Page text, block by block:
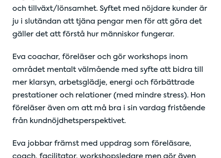
och tillväxt/lönsamhet. Syftet med nöjdare kunder är
ju i slutändan att tjäna pengar men för att göra det
gäller det att förstå hur människor fungerar.
Eva coachar, föreläser och gör workshops inom
området mentalt välmående med syfte att bidra till
mer klarsyn, arbetsglädje, energi och förbättrade
prestationer och relationer (med mindre stress). Hon
föreläser även om att må bra i sin vardag fristående
från kundnöjdhetsperspektivet.
Eva jobbar främst med uppdrag som föreläsare,
coach, facilitator, workshopsledare men gör även